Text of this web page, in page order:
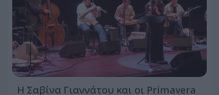
Η Σαβίνα Γιαννάτου και οι Primavera